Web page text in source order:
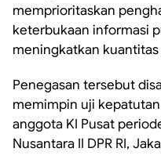
memprioritaskan
keterbukaan informasi
meningkatkan kuantitas
Penegasan tersebut
memimpin uji
anggota KI Pusat
Nusantara II DPR RI,